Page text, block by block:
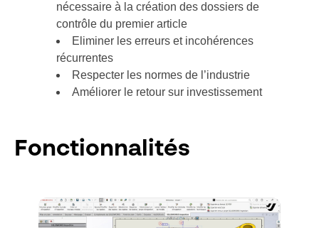
nécessaire à la création des dossiers de
contrôle du premier article
Eliminer les erreurs et incohérences
récurrentes
Respecter les normes de l’industrie
Améliorer le retour sur investissement
Fonctionnalités